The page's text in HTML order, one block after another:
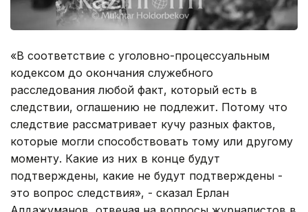
«В соответствие с уголовно-процессуальным
кодексом до окончания служебного
расследования любой факт, который есть в
следствии, оглашению не подлежит. Потому что
следствие рассматривает кучу разных фактов,
которые могли способствовать тому или другому
моменту. Какие из них в конце будут
подтверждены, какие не будут подтверждены -
это вопрос следствия», - сказал Ерлан